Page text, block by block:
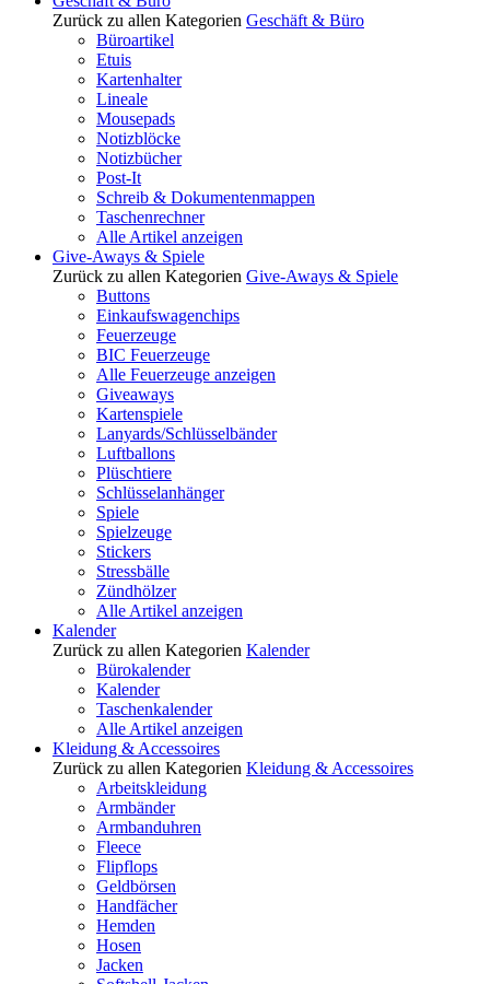
Zurück zu allen Kategorien Geschäft & Büro
Büroartikel
Etuis
Kartenhalter
Lineale
Mousepads
Notizblöcke
Notizbücher
Post-It
Schreib & Dokumentenmappen
Taschenrechner
Alle Artikel anzeigen
Give-Aways & Spiele
Zurück zu allen Kategorien Give-Aways & Spiele
Buttons
Einkaufswagenchips
Feuerzeuge
BIC Feuerzeuge
Alle Feuerzeuge anzeigen
Giveaways
Kartenspiele
Lanyards/Schlüsselbänder
Luftballons
Plüschtiere
Schlüsselanhänger
Spiele
Spielzeuge
Stickers
Stressbälle
Zündhölzer
Alle Artikel anzeigen
Kalender
Zurück zu allen Kategorien Kalender
Bürokalender
Kalender
Taschenkalender
Alle Artikel anzeigen
Kleidung & Accessoires
Zurück zu allen Kategorien Kleidung & Accessoires
Arbeitskleidung
Armbänder
Armbanduhren
Fleece
Flipflops
Geldbörsen
Handfächer
Hemden
Hosen
Jacken